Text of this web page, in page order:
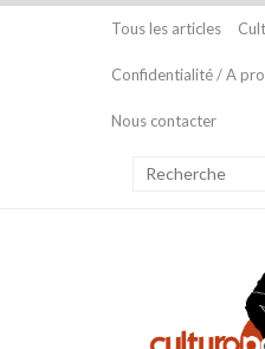
Tous les articles
Confidentialité / A
Nous contacter